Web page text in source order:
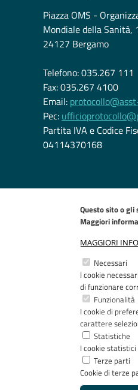
Questo sito o
Maggiori
MAGGIORI
Necessari
I cookie
di funzionare
Funzionalità
I cookie di
carattere
Statistiche
I cookie
Terze parti
Cookie di terze
Piazza OMS -
Mondiale della Sanità,
24127 Bergamo
Telefono: 035.267 111
Fax: 035.267 4100
Email:
Pec:
Partita IVA e Codice
04114370168
Copyright © 2005-